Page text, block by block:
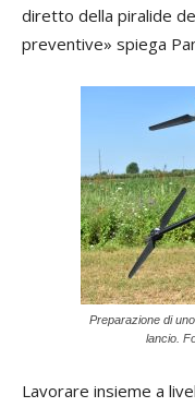
diretto della piralide
preventive» spiega
Preparazione di
lancio.
Lavorare insieme a